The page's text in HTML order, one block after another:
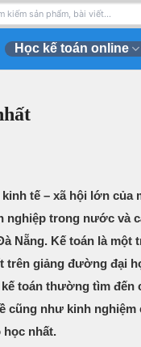
Học kế toán online
tế – xã hội lớn của
nghiệp trong nước và
Nẵng. Kế toán là một
trên giảng đường đại
toán thường tìm đến
cũng như kinh nghiệm
học nhất.